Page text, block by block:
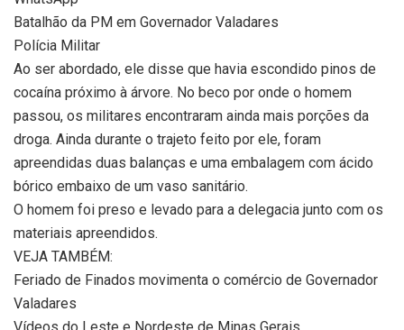
Batalhão da PM em Governador Valadares
Polícia Militar
Ao ser abordado, ele disse que havia escondido pinos de
cocaína próximo à árvore. No beco por onde o homem
passou, os militares encontraram ainda mais porções da
droga. Ainda durante o trajeto feito por ele, foram
apreendidas duas balanças e uma embalagem com ácido
bórico embaixo de um vaso sanitário.
O homem foi preso e levado para a delegacia junto com os
materiais apreendidos.
VEJA TAMBÉM:
Feriado de Finados movimenta o comércio de Governador
Valadares